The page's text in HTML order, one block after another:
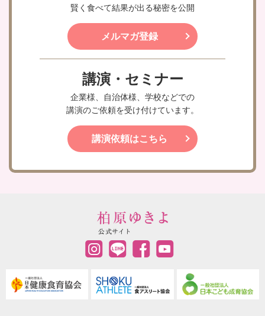
賢く食べて結果が出る秘密を公開
メルマガ登録
講演・セミナー
企業様、自治体様、学校などでの
講演のご依頼を受け付けています。
講演依頼はこちら